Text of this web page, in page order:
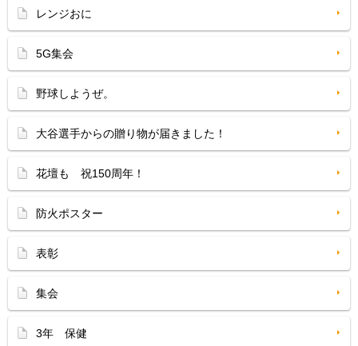
レンジおに
5G集会
野球しようぜ。
大谷選手からの贈り物が届きました！
花壇も 祝150周年！
防火ポスター
表彰
集会
3年 保健